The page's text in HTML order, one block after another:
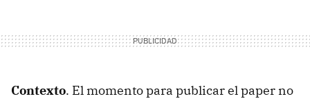
Contexto. El momento para publicar el paper no